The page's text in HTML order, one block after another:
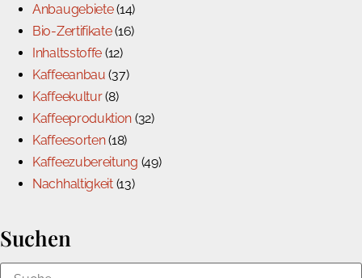
Anbaugebiete(14)
Bio-Zertifikate(16)
Inhaltsstoffe (12)
Kaffeeanbau (37)
Kaffeekultur(8)
Kaffeeproduktion (32)
Kaffeesorten(18)
Kaffeezubereitung (49)
Nachhaltigkeit(13)
Suchen
Suche